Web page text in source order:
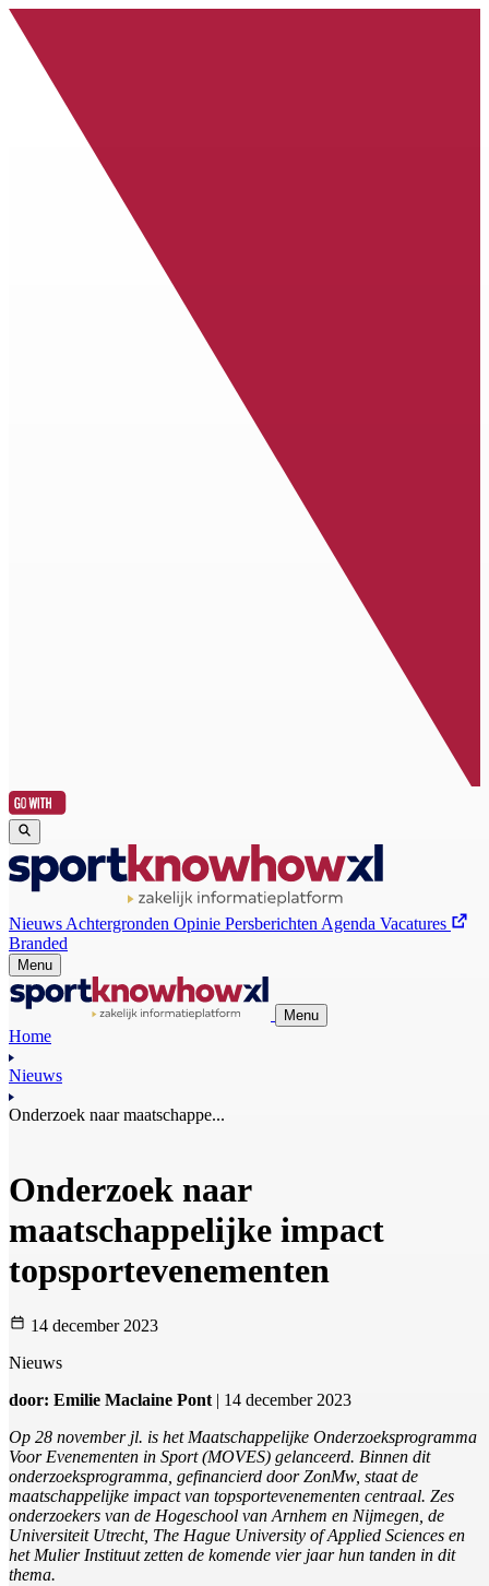
Nieuws Achtergronden Opinie Persberichten Agenda Vacatures
Branded
Menu
Menu
Home
Nieuws
Onderzoek naar maatschappe...
Onderzoek naar
maatschappelijke impact
topsportevenementen
14 december 2023
Nieuws
door: Emilie Maclaine Pont| 14 december 2023
Op 28 november jl. is het Maatschappelijke Onderzoeksprogramma
Voor Evenementen in Sport (MOVES) gelanceerd. Binnen dit
onderzoeksprogramma, gefinancierd door ZonMw, staat de
maatschappelijke impact van topsportevenementen centraal. Zes
onderzoekers van de Hogeschool van Arnhem en Nijmegen, de
Universiteit Utrecht, The Hague University of Applied Sciences en
het Mulier Instituut zetten de komende vier jaar hun tanden in dit
thema.